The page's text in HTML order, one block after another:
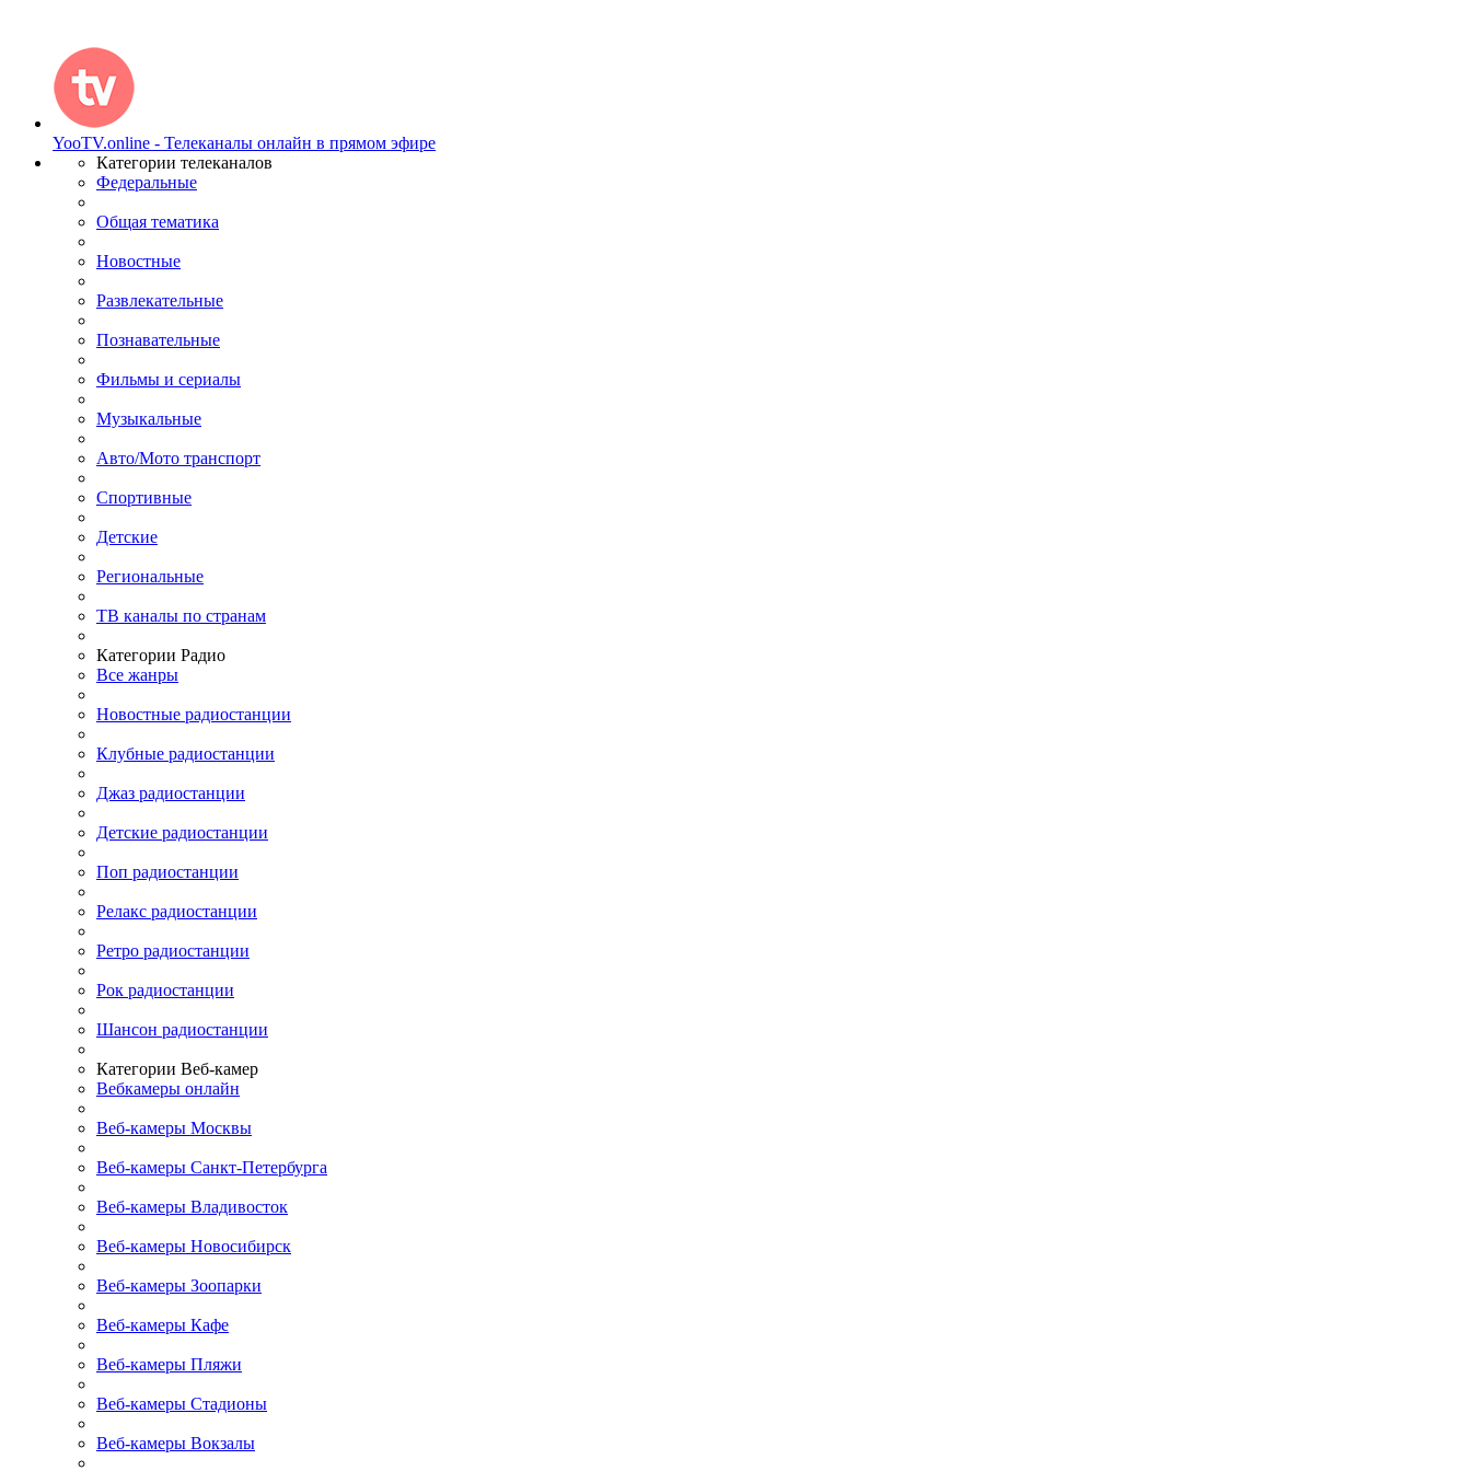
YooTV.online - Телеканалы онлайн в прямом эфире
Категории телеканалов
Федеральные
Общая тематика
Новостные
Развлекательные
Познавательные
Фильмы и сериалы
Музыкальные
Авто/Мото транспорт
Спортивные
Детские
Региональные
ТВ каналы по странам
Категории Радио
Все жанры
Новостные радиостанции
Клубные радиостанции
Джаз радиостанции
Детские радиостанции
Поп радиостанции
Релакс радиостанции
Ретро радиостанции
Рок радиостанции
Шансон радиостанции
Категории Веб-камер
Вебкамеры онлайн
Веб-камеры Москвы
Веб-камеры Санкт-Петербурга
Веб-камеры Владивосток
Веб-камеры Новосибирск
Веб-камеры Зоопарки
Веб-камеры Кафе
Веб-камеры Пляжи
Веб-камеры Стадионы
Веб-камеры Вокзалы